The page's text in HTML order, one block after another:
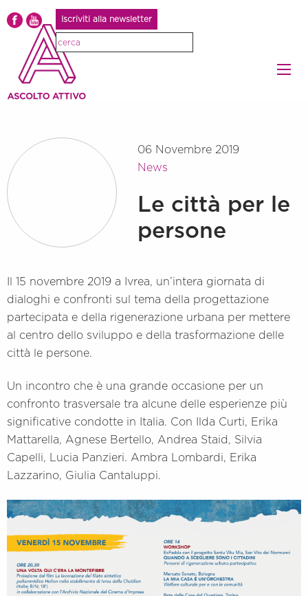
Iscriviti alla newsletter
06 Novembre 2019
News
Le città per le
persone
Il 15 novembre 2019 a Ivrea, un’intera giornata di
dialoghi e confronti sul tema della progettazione
partecipata e della rigenerazione urbana per mettere
al centro dello sviluppo e della trasformazione delle
città le persone.
Un incontro che è una grande occasione per un
confronto trasversale tra alcune delle esperienze più
significative condotte in Italia. Con Ilda Curti, Erika
Mattarella, Agnese Bertello, Andrea Staid, Silvia
Capelli, Lucia Panzieri. Ambra Lombardi, Erika
Lazzarino, Giulia Cantaluppi.